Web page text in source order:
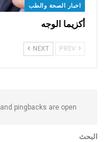
اخبار الصحة والطب
أكزيما الوجه
NEXT
and pingbacks are open.
البحث